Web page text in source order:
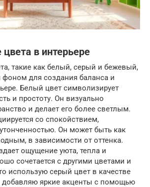
в интерьере
такие как белый, серый и бежевый,
для создания баланса и
Белый цвет символизирует
и простоту. Он визуально
и делает его более светлым.
со спокойствием,
Он может быть как
в зависимости от оттенка.
ощущение уюта, тепла и
сочетается с другими цветами и
использую серый цвет в качестве
добавляю яркие акценты с помощью